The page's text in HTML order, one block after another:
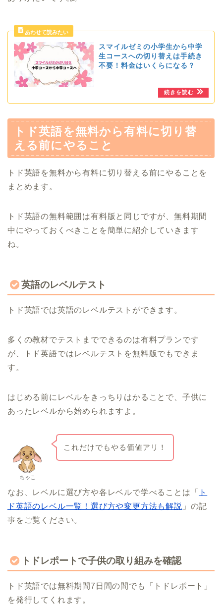
スマイルゼミの小学生から中学
生コースへの切り替えは手続き
不要！料金はいくらになる？
トド英語を無料から有料に切り替
える前にやること
トド英語を無料から有料に切り替える前にやることを
まとめます。
トド英語の無料範囲は有料版と同じですが、無料期間
中にやっておくべきことを簡単に紹介していきます
ね。
英語のレベルテスト
トド英語では英語のレベルテストができます。
多くの教材でテストまでできるのは有料プランです
が、トド英語ではレベルテストを無料版でもできま
す。
はじめる前にレベルをきっちりはかることで、子供に
あったレベルから始められますよ。
ちゃこ
これだけでもやる価値アリ！
なお、レベルに選び方や各レベルで学べることは「
ト
ド英語のレベル一覧！選び方や変更方法も解説 」の記
事をご覧ください。
トドレポートで子供の取り組みを確認
トド英語では無料期間7日間の間でも「トドレポート」
を発行してくれます。